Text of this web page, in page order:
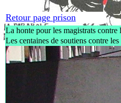
Retour page prison
La honte pour les magistrats
Les centaines de soutiens contre